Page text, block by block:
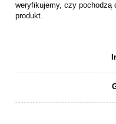
weryfikujemy, czy pochodzą
produkt.